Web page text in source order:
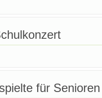
für Senioren